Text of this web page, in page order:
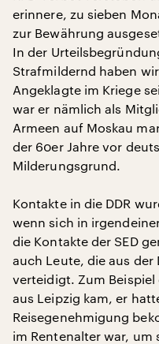
erinnere, zu sieben
zur Bewährung
In der
Strafmildernd haben
Angeklagte im Kriege
war er nämlich als
Armeen auf Moskau
der 60er Jahre vor
Milderungsgrund.
Kontakte in die DDR
wenn sich in
die Kontakte der SED
auch Leute, die aus der
verteidigt. Zum
aus Leipzig kam, er
Reisegenehmigung
im Rentenalter war, um